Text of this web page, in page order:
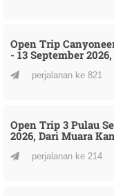
Open Trip
- 13 September
perjalanan ke 821
Open Trip 3 Pulau
2026, Dari Muara
perjalanan ke 214